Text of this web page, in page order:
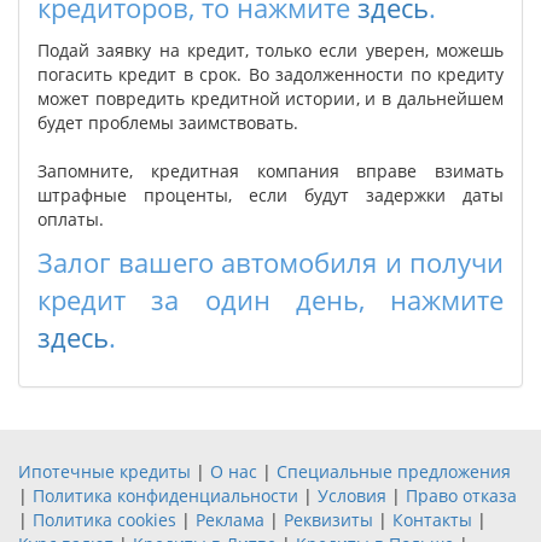
кредиторов, то нажмите здесь.
Подай заявку на кредит, только если уверен, можешь
погасить кредит в срок. Во задолженности по кредиту
может повредить кредитной истории, и в дальнейшем
будет проблемы заимствовать.
Запомните, кредитная компания вправе взимать
штрафные проценты, если будут задержки даты
оплаты.
Залог вашего автомобиля и получи
кредит за один день, нажмите
здесь.
Ипотечные кредиты | О нас | Специальные предложения
| Политика конфиденциальности | Условия | Право отказа
| Политика cookies | Реклама | Реквизиты | Контакты |